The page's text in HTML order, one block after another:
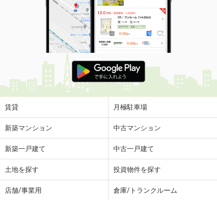
賃貸 月極駐車場
新築マンション 中古マンション
新築一戸建て 中古一戸建て
土地を探す 投資物件を探す
店舗/事業用 倉庫/トランクルーム